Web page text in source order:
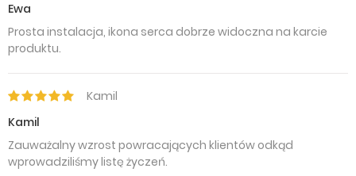
Ewa
Prosta instalacja, ikona serca dobrze widoczna na karcie
produktu.
Kamil
Kamil
Zauważalny wzrost powracających klientów odkąd
wprowadziliśmy listę życzeń.